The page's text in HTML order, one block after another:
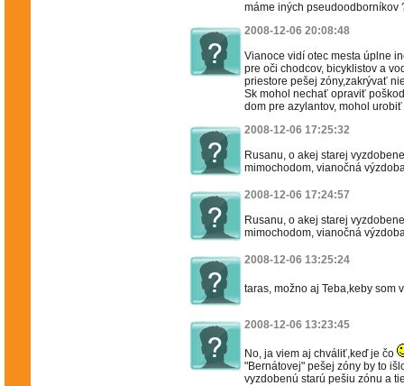
máme iných pseudoodborníkov
2008-12-06 20:08:48
Vianoce vidí otec mesta úplne
pre oči chodcov, bicyklistov a
priestore pešej zóny,zakrývať
Sk mohol nechať opraviť
dom pre azylantov, mohol urobiť
2008-12-06 17:25:32
Rusanu, o akej starej
mimochodom, vianočná
2008-12-06 17:24:57
Rusanu, o akej starej
mimochodom, vianočná
2008-12-06 13:25:24
taras, možno aj Teba,keby som
2008-12-06 13:23:45
No, ja viem aj chváliť,keď je čo
"Bernátovej" pešej zóny by to
vyzdobenú starú pešiu zónu a